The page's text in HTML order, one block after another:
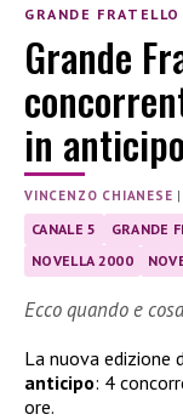
GRANDE FRATELLO
Grande
in anticipo
VINCENZO CHIANESE |
CANALE 5 GRANDE
NOVELLA 2000
Ecco quando e
La nuova edizione
anticipo: 4
ore.